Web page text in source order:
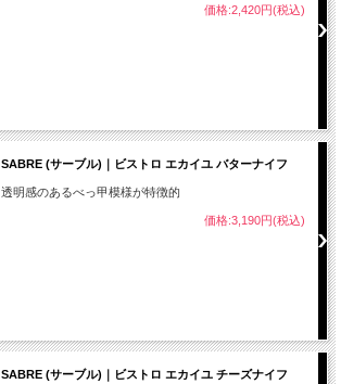
価格:2,420円(税込)
SABRE (サーブル)｜ビストロ エカイユ バターナイフ
透明感のあるべっ甲模様が特徴的
価格:3,190円(税込)
SABRE (サーブル)｜ビストロ エカイユ チーズナイフ